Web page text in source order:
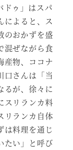
ドゥ」はスパ
よると、ス
のおかずを盛
混ぜながら食
産物、ココナ
さんは「当
るが、徐々に
スリランカ料
リランカ自体
は料理を通じ
たい」と呼び